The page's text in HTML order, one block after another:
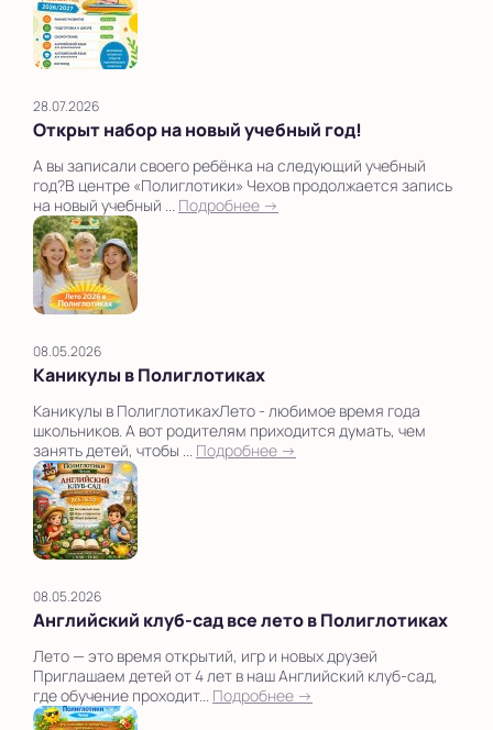
28.07.2026
Открыт набор на новый учебный год!
А вы записали своего ребёнка на следующий учебный
год?В центре «Полиглотики» Чехов продолжается запись
на новый учебный ... Подробнее →
08.05.2026
Каникулы в Полиглотиках
Каникулы в ПолиглотикахЛето - любимое время года
школьников. А вот родителям приходится думать, чем
занять детей, чтобы ... Подробнее →
08.05.2026
Английский клуб-сад все лето в Полиглотиках
Лето — это время открытий, игр и новых друзей
Приглашаем детей от 4 лет в наш Английский клуб-сад,
где обучение проходит... Подробнее →